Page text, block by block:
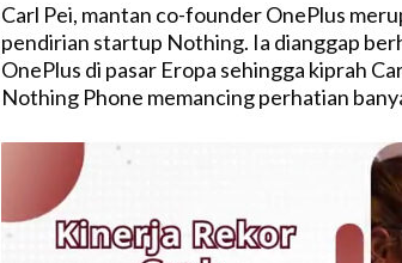
Carl Pei, mantan co-founder OnePlus
pendirian startup Nothing. Ia dianggap
OnePlus di pasar Eropa sehingga kiprah
Nothing Phone memancing perhatian